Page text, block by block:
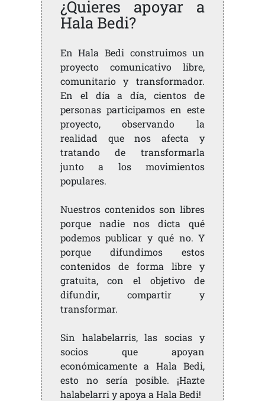
¿Quieres apoyar a
Hala Bedi?
En Hala Bedi construimos un
proyecto comunicativo libre,
comunitario y transformador.
En el día a día, cientos de
personas participamos en este
proyecto, observando la
realidad que nos afecta y
tratando de transformarla
junto a los movimientos
populares.
Nuestros contenidos son libres
porque nadie nos dicta qué
podemos publicar y qué no. Y
porque difundimos estos
contenidos de forma libre y
gratuita, con el objetivo de
difundir, compartir y
transformar.
Sin halabelarris, las socias y
socios que apoyan
económicamente a Hala Bedi,
esto no sería posible. ¡Hazte
halabelarri y apoya a Hala Bedi!